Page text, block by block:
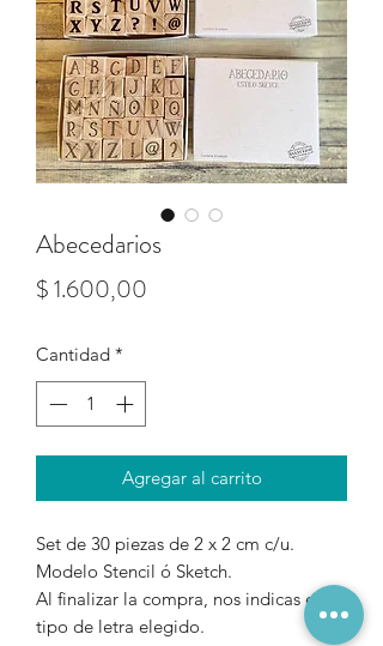
Abecedarios
$ 1.600,00
Cantidad *
Agregar al carrito
Set de 30 piezas de 2 x 2 cm c/u.
Modelo Stencil ó Sketch.
Al finalizar la compra, nos indicas el
tipo de letra elegido.